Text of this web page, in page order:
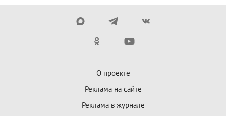
О проекте
Реклама на сайте
Реклама в журнале